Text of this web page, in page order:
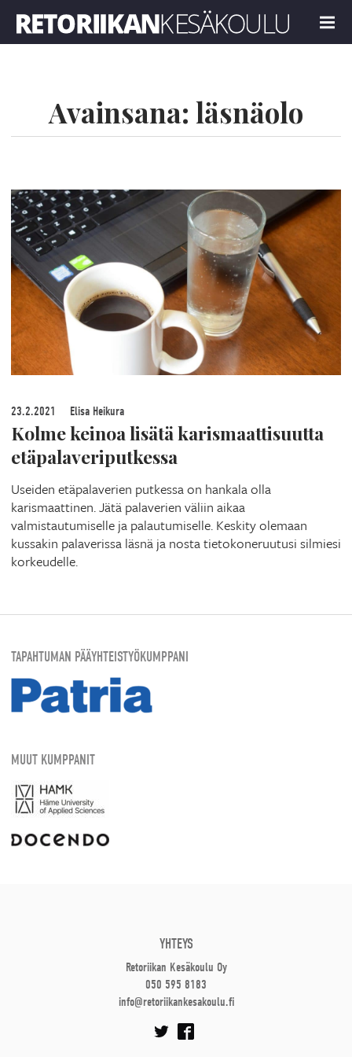
MENU
Avainsana: läsnäolo
23.2.2021 Elisa Heikura
Kolme keinoa lisätä karismaattisuutta
etäpalaveriputkessa
Useiden etäpalaverien putkessa on hankala olla
karismaattinen. Jätä palaverien väliin aikaa
valmistautumiselle ja palautumiselle. Keskity olemaan
kussakin palaverissa läsnä ja nosta tietokoneruutusi silmiesi
korkeudelle.
TAPAHTUMAN PÄÄYHTEISTYÖKUMPPANI
MUUT KUMPPANIT
YHTEYS
Retoriikan Kesäkoulu Oy
050 595 8183
info@retoriikankesakoulu.fi